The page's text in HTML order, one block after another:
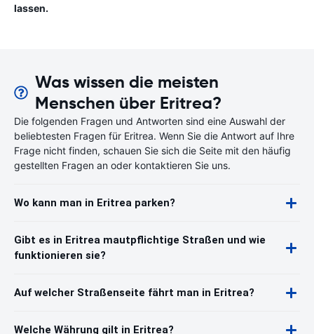
lassen.
Was wissen die meisten
Menschen über Eritrea?
Die folgenden Fragen und Antworten sind eine Auswahl der
beliebtesten Fragen für Eritrea. Wenn Sie die Antwort auf Ihre
Frage nicht finden, schauen Sie sich die Seite mit den häufig
gestellten Fragen an oder kontaktieren Sie uns.
Wo kann man in Eritrea parken?
Gibt es in Eritrea mautpflichtige Straßen und wie
funktionieren sie?
Auf welcher Straßenseite fährt man in Eritrea?
Welche Währung gilt in Eritrea?